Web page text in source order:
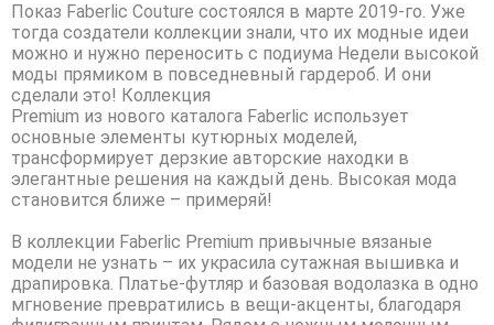
Показ Faberlic Couture состоялся в марте 2019-го. Уже
тогда создатели коллекции знали, что их модные идеи
можно и нужно переносить с подиума Недели высокой
моды прямиком в повседневный гардероб. И они
сделали это! Коллекция
Premium из нового каталога Faberlic использует
основные элементы кутюрных моделей,
трансформирует дерзкие авторские находки в
элегантные решения на каждый день. Высокая мода
становится ближе – примеряй!
В коллекции Faberlic Premium привычные вязаные
модели не узнать – их украсила сутажная вышивка и
драпировка. Платье-футляр и базовая водолазка в одно
мгновение превратились в вещи-акценты, благодаря